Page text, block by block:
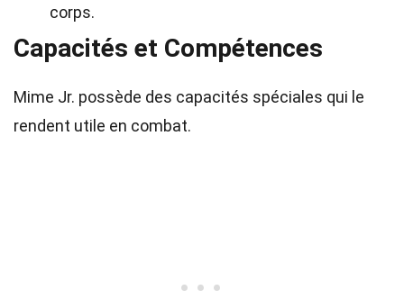
corps.
Capacités et Compétences
Mime Jr. possède des capacités spéciales qui le
rendent utile en combat.